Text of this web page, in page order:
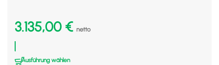
3.135,00 € netto
Ausführung wählen